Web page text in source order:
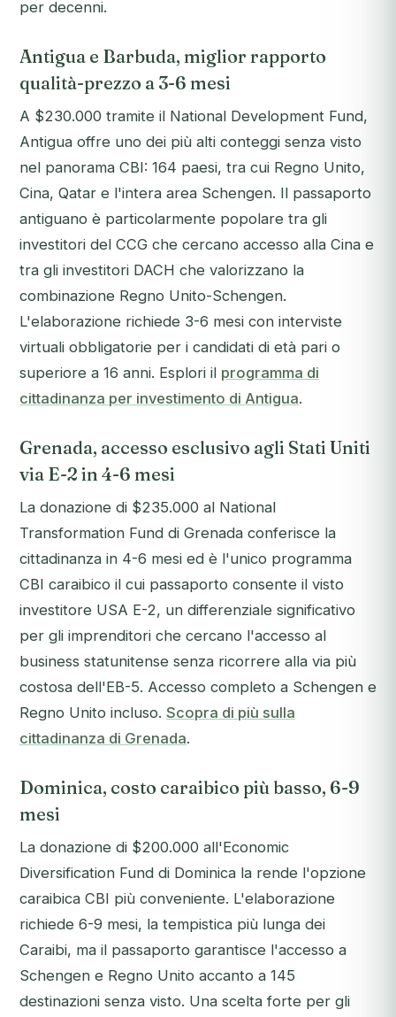
per decenni.
Antigua e Barbuda, miglior rapporto
qualità-prezzo a 3-6 mesi
A $230.000 tramite il National Development Fund,
Antigua offre uno dei più alti conteggi senza visto
nel panorama CBI: 164 paesi, tra cui Regno Unito,
Cina, Qatar e l'intera area Schengen. Il passaporto
antiguano è particolarmente popolare tra gli
investitori del CCG che cercano accesso alla Cina e
tra gli investitori DACH che valorizzano la
combinazione Regno Unito-Schengen.
L'elaborazione richiede 3-6 mesi con interviste
virtuali obbligatorie per i candidati di età pari o
superiore a 16 anni. Esplori il programma di
cittadinanza per investimento di Antigua.
Grenada, accesso esclusivo agli Stati Uniti
via E-2 in 4-6 mesi
La donazione di $235.000 al National
Transformation Fund di Grenada conferisce la
cittadinanza in 4-6 mesi ed è l'unico programma
CBI caraibico il cui passaporto consente il visto
investitore USA E-2, un differenziale significativo
per gli imprenditori che cercano l'accesso al
business statunitense senza ricorrere alla via più
costosa dell'EB-5. Accesso completo a Schengen e
Regno Unito incluso. Scopra di più sulla
cittadinanza di Grenada.
Dominica, costo caraibico più basso, 6-9
mesi
La donazione di $200.000 all'Economic
Diversification Fund di Dominica la rende l'opzione
caraibica CBI più conveniente. L'elaborazione
richiede 6-9 mesi, la tempistica più lunga dei
Caraibi, ma il passaporto garantisce l'accesso a
Schengen e Regno Unito accanto a 145
destinazioni senza visto. Una scelta forte per gli